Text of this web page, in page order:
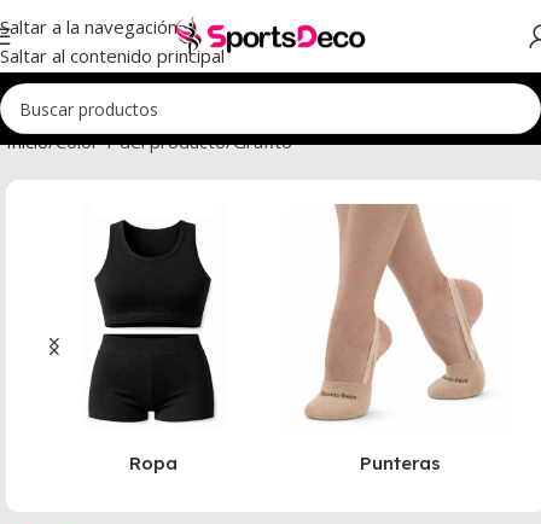
Saltar a la navegación
Saltar al contenido principal
Inicio Color 1 del producto Grafito
Ropa Punteras